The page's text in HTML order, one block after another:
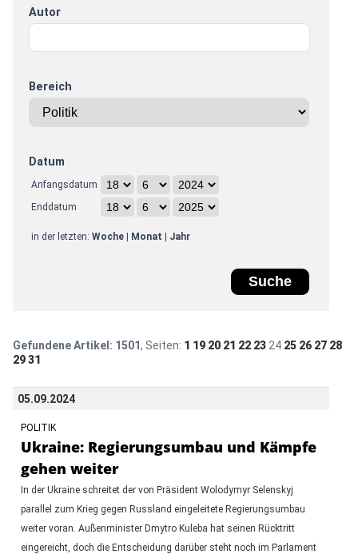
Autor
Bereich
Datum
Anfangsdatum
Enddatum
in der letzten: Woche| Monat Jahr
Gefundene Artikel: 1501, Seiten: 1 19 20 21 22 23 24 25 26 27 28
29 31
05.09.2024
POLITIK
Ukraine: Regierungsumbau und Kämpfe
gehen weiter
In der Ukraine schreitet der von Präsident Wolodymyr Selenskyj
parallel zum Krieg gegen Russland eingeleitete Regierungsumbau
weiter voran. Außenminister Dmytro Kuleba hat seinen Rücktritt
eingereicht, doch die Entscheidung darüber steht noch im Parlament